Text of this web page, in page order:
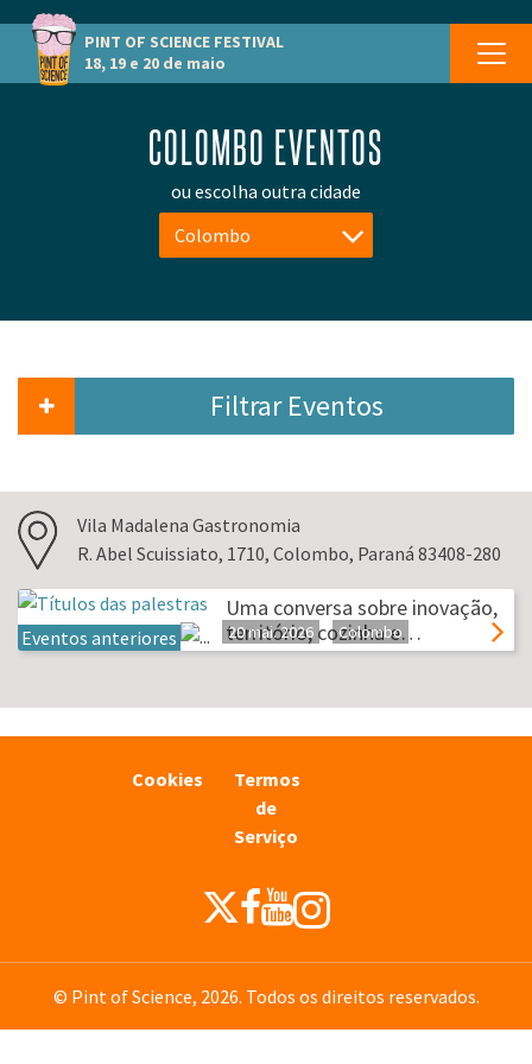
PINT OF SCIENCE FESTIVAL
18, 19 e 20 de maio
COLOMBO EVENTOS
ou escolha outra cidade
Colombo
Filtrar Eventos
Vila Madalena Gastronomia
R. Abel Scuissiato, 1710, Colombo, Paraná 83408-280
Eventos anteriores
Uma conversa sobre inovação,
território, cozinha e…
20 mai. 2026 Colombo
Cookies
Termos
de
Serviço
© Pint of Science, 2026. Todos os direitos reservados.